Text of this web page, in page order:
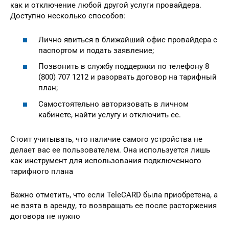
как и отключение любой другой услуги провайдера.
Доступно несколько способов:
Лично явиться в ближайший офис провайдера с
паспортом и подать заявление;
Позвонить в службу поддержки по телефону 8
(800) 707 1212 и разорвать договор на тарифный
план;
Самостоятельно авторизовать в личном
кабинете, найти услугу и отключить ее.
Стоит учитывать, что наличие самого устройства не
делает вас ее пользователем. Она используется лишь
как инструмент для использования подключенного
тарифного плана
Важно отметить, что если TeleCARD была приобретена, а
не взята в аренду, то возвращать ее после расторжения
договора не нужно